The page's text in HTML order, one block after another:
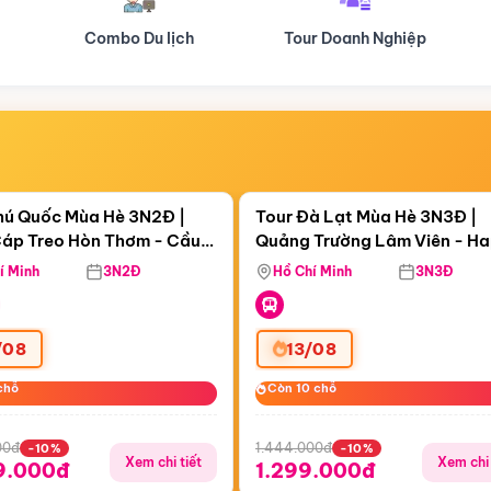
Tour Doanh Nghiệp Du lịch Hành Hương
05:56:04
Treo Hòn Thơm
Quốc Mùa Hè 3N2Đ |
Treo Hòn Thơm - Cầu
Viên Nước Aquatopia
Minh 3N2Đ
-10%
Xem chi tiết
Còn05 ngày 05:56:04
Tour Đà Lạt Mùa Hè 3N3Đ |
Quảng Trường Lâm Viên -
Hill - Puppy Farm
Hồ Chí Minh 3N3Đ
13/08
Còn 10 chỗ
Còn 10 chỗ
1.444.000đ -10%
1.299.000đ Xem